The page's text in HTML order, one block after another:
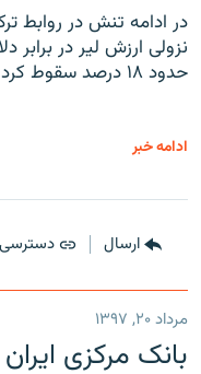
در ادامه تنش در روابط
نزولی ارزش لیر در برابر
حدود ۱۸ درصد سقوط کرد.
ادامه خبر
ارسال
مرداد ۲۰, ۱۳۹۷